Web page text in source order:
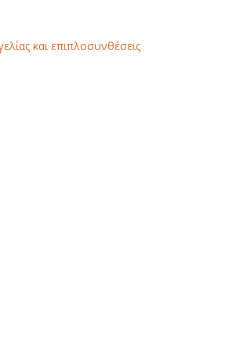
και επιπλοσυνθέσεις